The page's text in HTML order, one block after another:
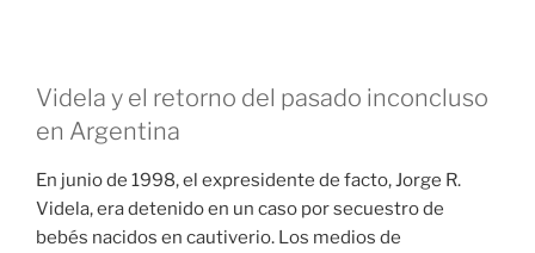
Videla y el retorno del pasado inconcluso
en Argentina
En junio de 1998, el expresidente de facto, Jorge R.
Videla, era detenido en un caso por secuestro de
bebés nacidos en cautiverio. Los medios de